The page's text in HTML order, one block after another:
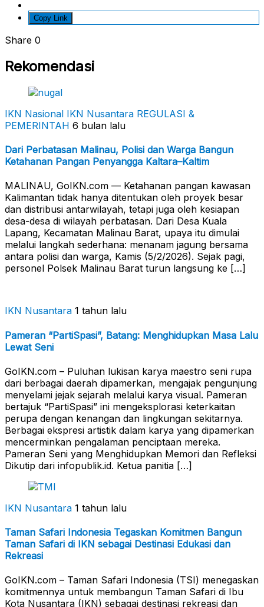
Copy Link
Share 0
Rekomendasi
IKN Nasional IKN Nusantara REGULASI &
PEMERINTAH 6 bulan lalu
Dari Perbatasan Malinau, Polisi dan Warga Bangun
Ketahanan Pangan Penyangga Kaltara–Kaltim
MALINAU, GoIKN.com — Ketahanan pangan kawasan
Kalimantan tidak hanya ditentukan oleh proyek besar
dan distribusi antarwilayah, tetapi juga oleh kesiapan
desa-desa di wilayah perbatasan. Dari Desa Kuala
Lapang, Kecamatan Malinau Barat, upaya itu dimulai
melalui langkah sederhana: menanam jagung bersama
antara polisi dan warga, Kamis (5/2/2026). Sejak pagi,
personel Polsek Malinau Barat turun langsung ke […]
IKN Nusantara 1 tahun lalu
Pameran “PartiSpasi”, Batang: Menghidupkan Masa Lalu
Lewat Seni
GoIKN.com – Puluhan lukisan karya maestro seni rupa
dari berbagai daerah dipamerkan, mengajak pengunjung
menyelami jejak sejarah melalui karya visual. Pameran
bertajuk “PartiSpasi” ini mengeksplorasi keterkaitan
perupa dengan kenangan dan lingkungan sekitarnya.
Berbagai ekspresi artistik dalam karya yang dipamerkan
mencerminkan pengalaman penciptaan mereka.
Pameran Seni yang Menghidupkan Memori dan Refleksi
Dikutip dari infopublik.id. Ketua panitia […]
IKN Nusantara 1 tahun lalu
Taman Safari Indonesia Tegaskan Komitmen Bangun
Taman Safari di IKN sebagai Destinasi Edukasi dan
Rekreasi
GoIKN.com – Taman Safari Indonesia (TSI) menegaskan
komitmennya untuk membangun Taman Safari di Ibu
Kota Nusantara (IKN) sebagai destinasi rekreasi dan